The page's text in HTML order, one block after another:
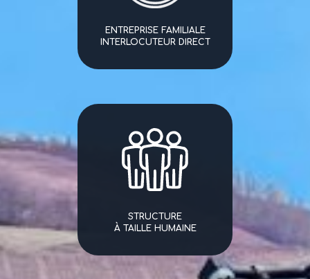
ENTREPRISE FAMILIALE
INTERLOCUTEUR DIRECT
STRUCTURE
À TAILLE HUMAINE